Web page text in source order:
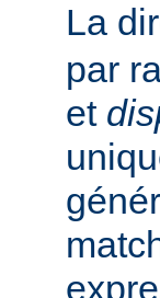
La
par
et